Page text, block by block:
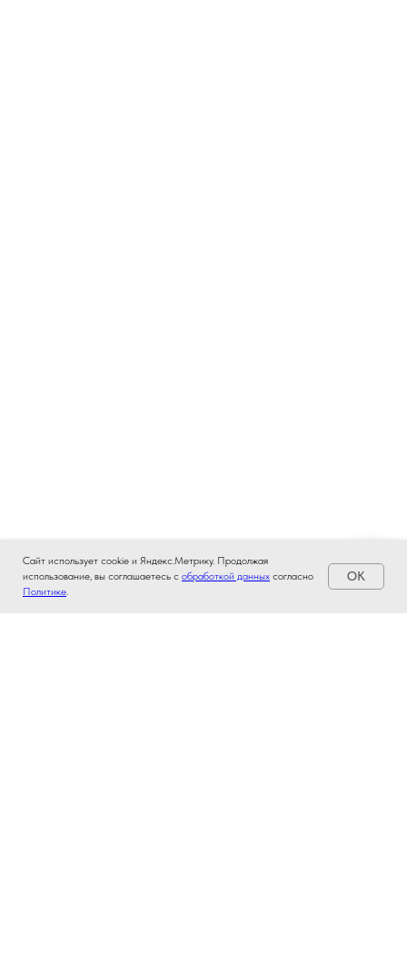
Сайт использует cookie и Яндекс.Метрику. Продолжая
использование, вы соглашаетесь с обработкой данных согласно
Политике.
OK